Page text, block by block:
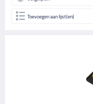
Toevoegen aan lijst(en)